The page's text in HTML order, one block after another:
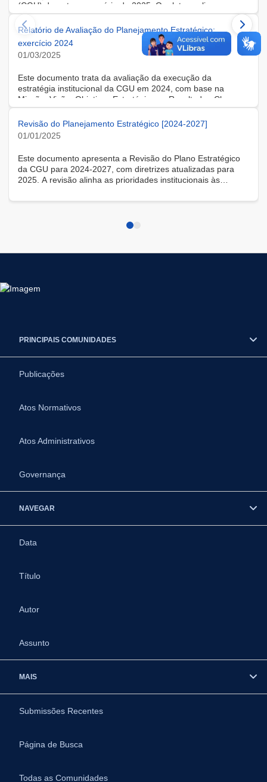
(CGU) durante o exercício de 2025. O relato avalia o
desempenho da CGU em relação à estratégia vigente em
2025, cujos principais direcionadores incluem Missão, Visão
e Objetivos Estratégicos, com seus respectivos Resultados-
Chave (Key Results–KR).
Relatório de Avaliação do Planejamento Estratégico:
exercício 2024
01/03/2025
Este documento trata da avaliação da execução da
estratégia institucional da CGU em 2024, com base na
Missão, Visão, Objetivos Estratégicos e Resultados-Chave
(KR), a partir das informações consolidadas pelas unidades
do órgão.
Revisão do Planejamento Estratégico [2024-2027]
01/01/2025
Este documento apresenta a Revisão do Plano Estratégico
da CGU para 2024-2027, com diretrizes atualizadas para
2025. A revisão alinha as prioridades institucionais às
combate à corrupção. O plano mantém a identidade
eficiência e impacto na gestão pública.
PRINCIPAIS COMUNIDADES
Publicações
Atos Normativos
Atos Administrativos
Governança
NAVEGAR
Data
Título
Autor
Assunto
MAIS
Submissões Recentes
Página de Busca
Todas as Comunidades